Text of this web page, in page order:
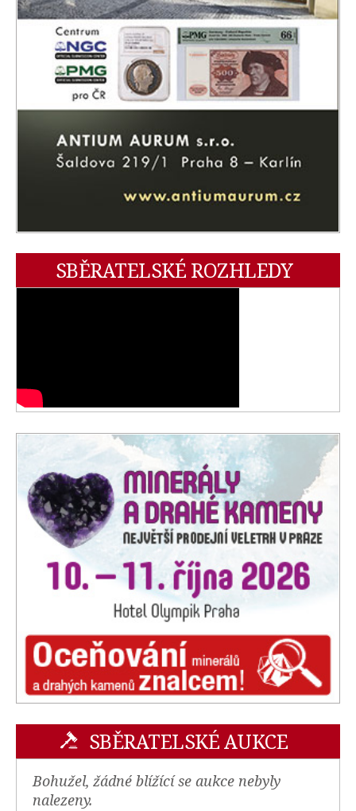
SBĚRATELSKÉ ROZHLEDY
SBĚRATELSKÉ AUKCE
Bohužel, žádné blížící se aukce nebyly
nalezeny.